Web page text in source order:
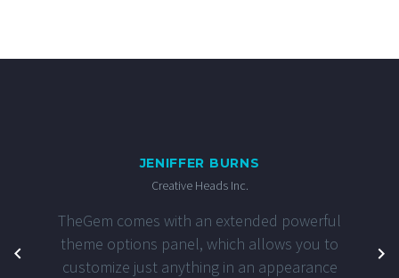
JENIFFER BURNS
Creative Heads Inc.
TheGem comes with an extended powerful
theme options panel, which allows you to
customize just anything in an appearance